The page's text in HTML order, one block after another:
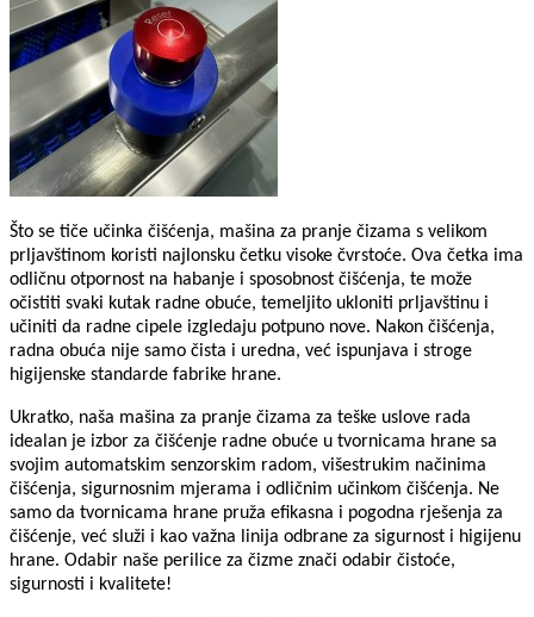
Što se tiče učinka čišćenja, mašina za pranje čizama s velikom
prljavštinom koristi najlonsku četku visoke čvrstoće. Ova četka ima
odličnu otpornost na habanje i sposobnost čišćenja, te može
očistiti svaki kutak radne obuće, temeljito ukloniti prljavštinu i
učiniti da radne cipele izgledaju potpuno nove. Nakon čišćenja,
radna obuća nije samo čista i uredna, već ispunjava i stroge
higijenske standarde fabrike hrane.
Ukratko, naša mašina za pranje čizama za teške uslove rada
idealan je izbor za čišćenje radne obuće u tvornicama hrane sa
svojim automatskim senzorskim radom, višestrukim načinima
čišćenja, sigurnosnim mjerama i odličnim učinkom čišćenja. Ne
samo da tvornicama hrane pruža efikasna i pogodna rješenja za
čišćenje, već služi i kao važna linija odbrane za sigurnost i higijenu
hrane. Odabir naše perilice za čizme znači odabir čistoće,
sigurnosti i kvalitete!